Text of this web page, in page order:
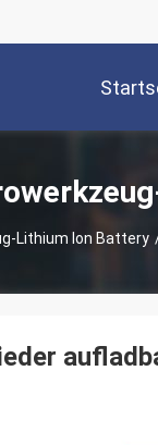
Lithium Ion Battery